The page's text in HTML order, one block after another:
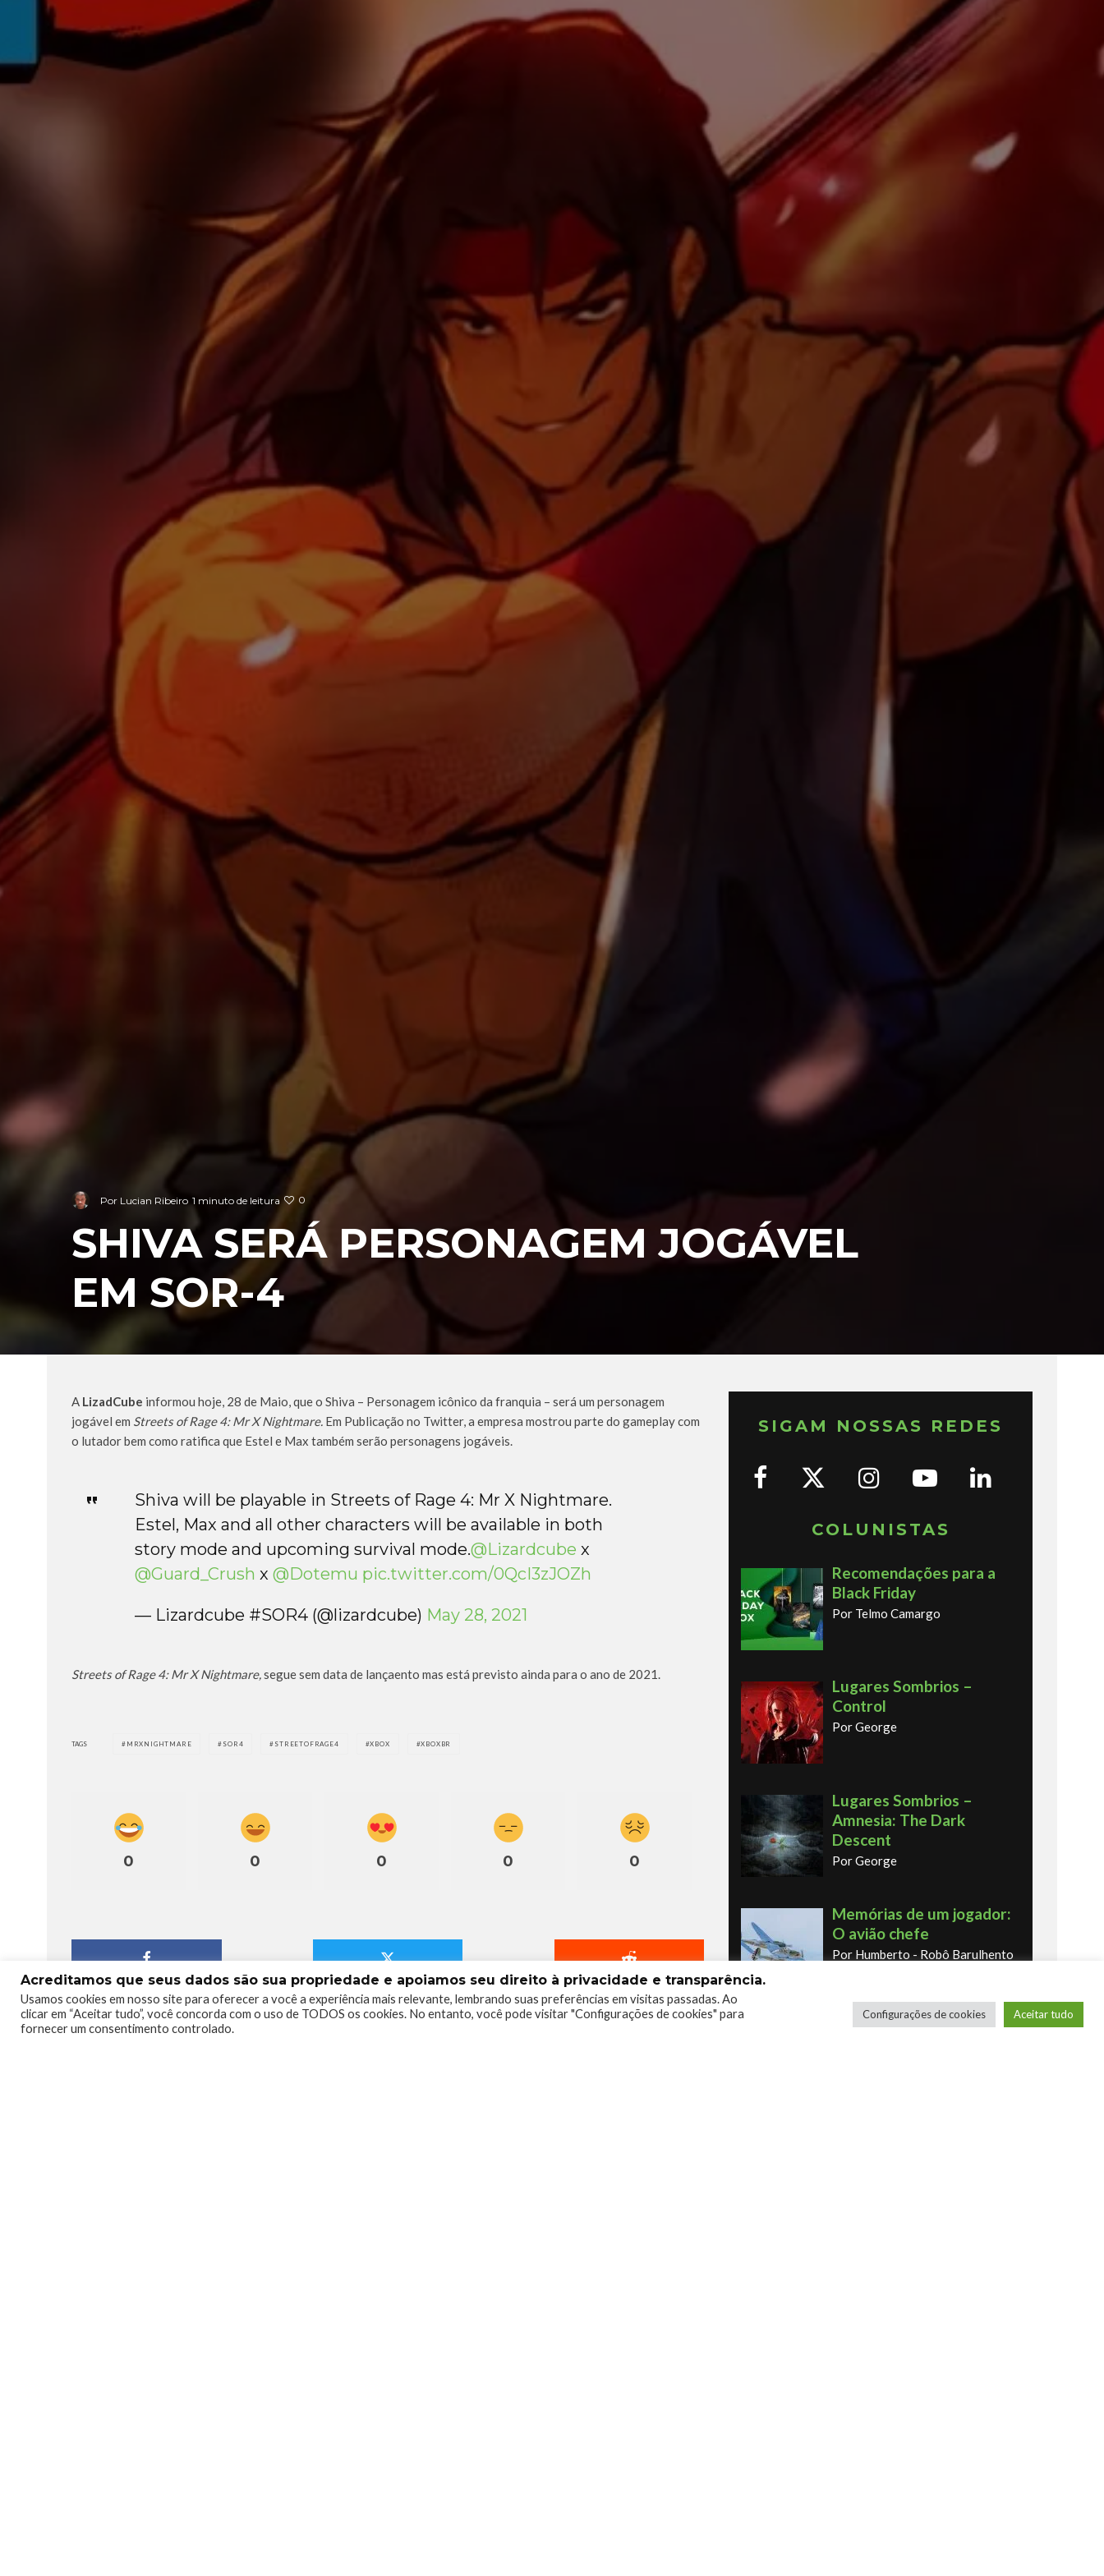
Por Lucian Ribeiro 1 minuto de leitura 0
SHIVA SERÁ PERSONAGEM JOGÁVEL
EM SOR-4
A LizadCube informou hoje, 28 de Maio, que o Shiva – Personagem icônico da franquia – será um personagem
jogável em Streets of Rage 4: Mr X Nightmare. Em Publicação no Twitter, a empresa mostrou parte do gameplay com
o lutador bem como ratifica que Estel e Max também serão personagens jogáveis.
Shiva will be playable in Streets of Rage 4: Mr X Nightmare.
Estel, Max and all other characters will be available in both
story mode and upcoming survival mode.@Lizardcube x
@Guard_Crush x @Dotemu pic.twitter.com/0QcI3zJOZh
— Lizardcube #SOR4 (@lizardcube) May 28, 2021
Streets of Rage 4: Mr X Nightmare,segue sem data de lançaento mas está previsto ainda para o ano de 2021.
TAGS MRXNIGHTMARE SOR4 STREETOFRAGE4 XBOX XBOXBR
0 0 0 0 0
SIGAM NOSSAS REDES
COLUNISTAS
Recomendações para a
Black Friday
Por Telmo Camargo
Lugares Sombrios –
Control
Por George
Lugares Sombrios –
Amnesia: The Dark
Descent
Por George
Memórias de um jogador:
O avião chefe
Por Humberto - Robô Barulhento
Memórias de um jogador:
Acreditamos que seus dados são sua propriedade e apoiamos seu direito à privacidade e transparência.
Usamos cookies em nosso site para oferecer a você a experiência mais relevante, lembrando suas preferências em visitas passadas. Ao
clicar em “Aceitar tudo”, você concorda com o uso de TODOS os cookies. No entanto, você pode visitar "Configurações de cookies" para
fornecer um consentimento controlado.
Configurações de cookies Aceitar tudo